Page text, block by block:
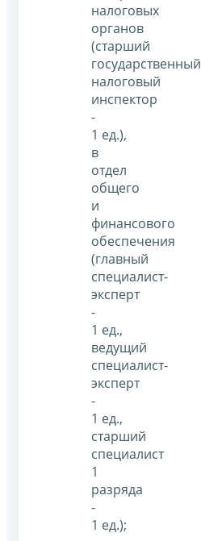
налоговых
органов
(старший
государственный
налоговый
инспектор
-
1 ед.),
в
отдел
общего
и
финансового
обеспечения
(главный
специалист-
эксперт
-
1 ед.,
ведущий
специалист-
эксперт
-
1 ед.,
старший
специалист
1
разряда
-
1 ед.);